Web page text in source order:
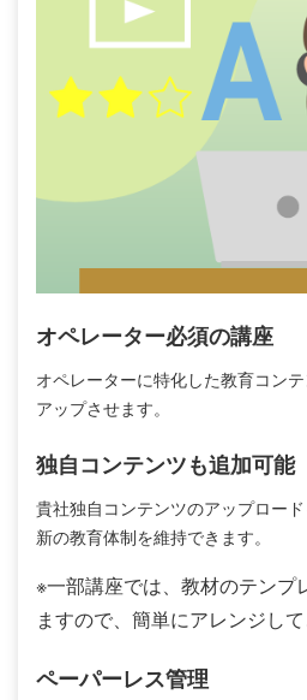
オペレーター必須の講座
オペレーターに特化した教育コン
アップさせます。
独⾃コンテンツも追加可能
貴社独⾃コンテンツのアップロー
新の教育体制を維持できます。
※一部講座では、教材のテンプ
ますので、簡単にアレンジし
ペーパーレス管理